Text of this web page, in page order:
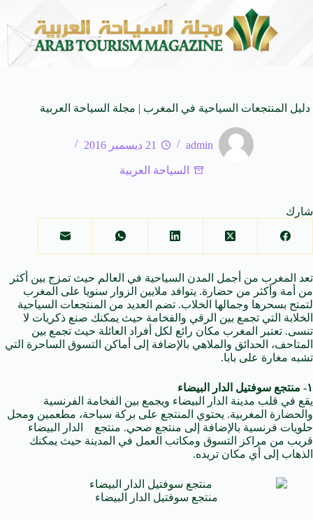
المنظمة العربية للسياحة تدعو لتخصيص خط هاتفي موحد 126 لتلقى بلاغات السائحين عند تعرضهم لأي مشاكل أثناء رحلاتهم السياحية بكافه الدول العربية
دليل المنتجعات السياحية في المغرب | مجلة السياحة العربية
admin 21 ديسمبر 2016
السياحة العربية
شارك
تعد المغرب من أجمل المدن السياحية في العالم حيث تمزج بين أكثر
من أمة وأكثر من حضارة. يتوافد ملايين الزوار سنويا على المغرب
لتمتح بسحرها وجمالها الخلاب. تضم العديد من المنتجعات السياحية
الخلابة التي تجمع بين الرقي والفخامة حيث يمكنك صنع ذكريات لا
تنسى. تعتبر المغرب مكان رائع لكل أفراد العائلة حيث تجمع بين
المتاحف، الحدائق والملاهي بالإضافة إلى أماكن التسوق الساحرة التي
تشبه مغارة على بابا.
١- منتجع سوفتيل الدار البيضاء
يقع في قلب مدينة الدار البيضاء ويجمع بين الفخامة الفرنسية
والحضارة المغربية. يحتوي المنتجع على بركة سباحة، مطعمين ومحل
حلويات فرنسية بالإضافة إلى منتجع صحي. منتجع الدار البيضاء
قريب من مراكز التسوق ومكاتب العمل في المدينة حيث يمكنك
الذهاب إلى أي مكان تريده.
منتجع سوفتيل الدار البيضاء